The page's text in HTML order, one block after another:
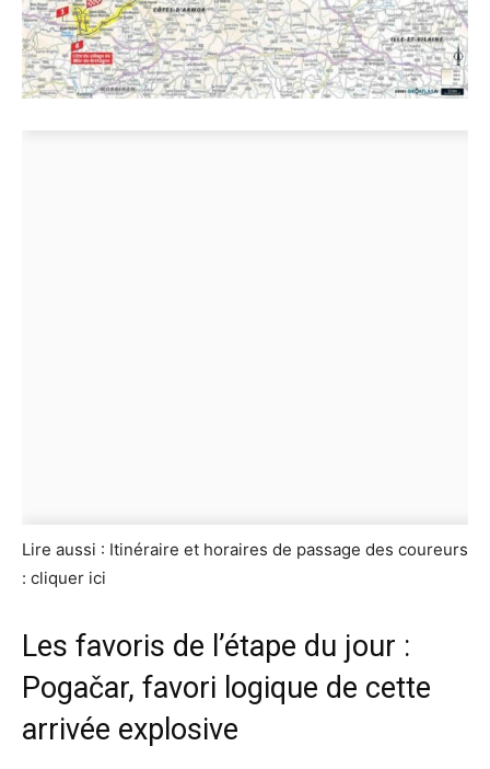
Lire aussi : Itinéraire et horaires de passage des coureurs
: cliquer ici
Les favoris de l’étape du jour :
Pogačar, favori logique de cette
arrivée explosive